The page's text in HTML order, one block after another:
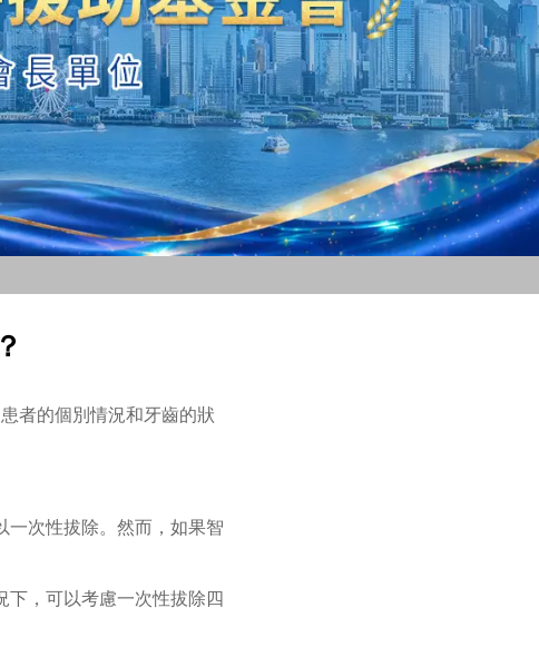
者的個別情況和牙齒的狀
一次性拔除。然而，如果智
下，可以考慮一次性拔除四